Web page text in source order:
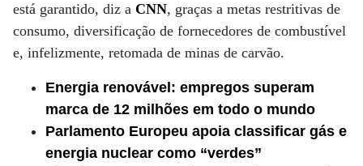
está garantido, diz a CNN, graças a metas restritivas de
consumo, diversificação de fornecedores de combustível
e, infelizmente, retomada de minas de carvão.
Energia renovável: empregos superam
marca de 12 milhões em todo o mundo
Parlamento Europeu apoia classificar gás e
energia nuclear como “verdes”